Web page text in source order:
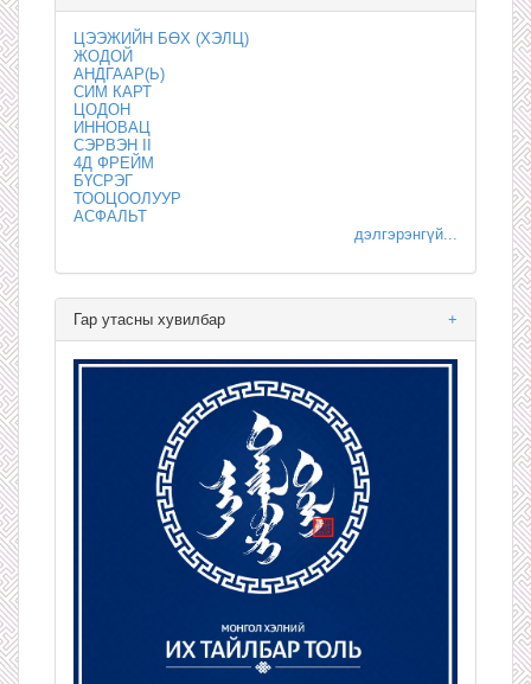
ЦЭЭЖИЙН БӨХ (ХЭЛЦ)
ЖОДОЙ
АНДГААР(Ь)
СИМ КАРТ
ЦОДОН
ИННОВАЦ
СЭРВЭН II
4Д ФРЕЙМ
БҮСРЭГ
ТООЦООЛУУР
АСФАЛЬТ
дэлгэрэнгүй...
+
Гар утасны хувилбар